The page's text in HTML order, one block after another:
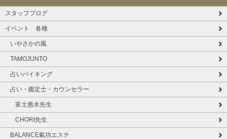
スタッフブログ
イベント 各種
いやさかの風
TAMOJUNTO
占いバイキング
占い・鑑定士・カウンセラー
富士惠水先生
CHORI先生
BALANCE氣功エステ